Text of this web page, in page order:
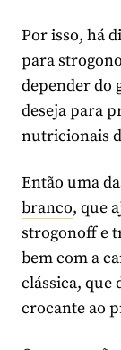
Por isso, há
para
depender do
deseja para
nutricionais
Então uma
branco, que
strogonoff e
bem com a
clássica, que
crocante ao